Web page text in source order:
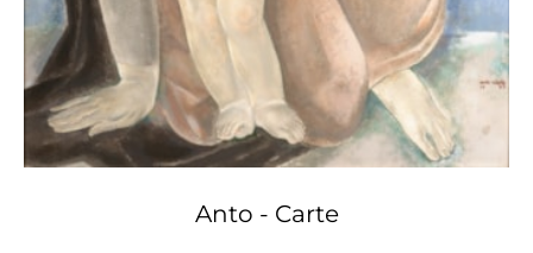
Anto - Carte